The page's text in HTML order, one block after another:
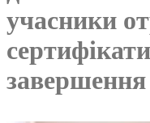
учасники